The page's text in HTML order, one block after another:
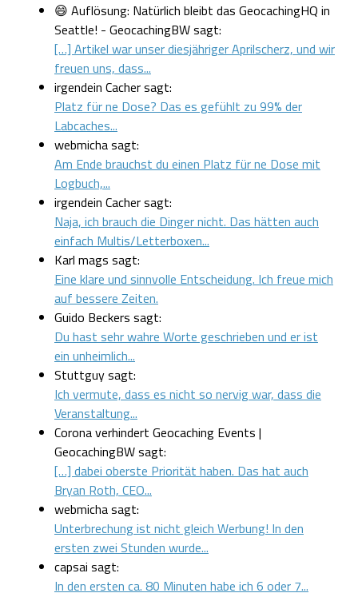
😄 Auflösung: Natürlich bleibt das GeocachingHQ in
Seattle! - GeocachingBW sagt:
[…] Artikel war unser diesjähriger Aprilscherz, und wir
freuen uns, dass...
irgendein Cacher sagt:
Platz für ne Dose? Das es gefühlt zu 99% der
Labcaches...
webmicha sagt:
Am Ende brauchst du einen Platz für ne Dose mit
Logbuch,...
irgendein Cacher sagt:
Naja, ich brauch die Dinger nicht. Das hätten auch
einfach Multis/Letterboxen...
Karl mags sagt:
Eine klare und sinnvolle Entscheidung. Ich freue mich
auf bessere Zeiten.
Guido Beckers sagt:
Du hast sehr wahre Worte geschrieben und er ist
ein unheimlich...
Stuttguy sagt:
Ich vermute, dass es nicht so nervig war, dass die
Veranstaltung...
Corona verhindert Geocaching Events |
GeocachingBW sagt:
[…] dabei oberste Priorität haben. Das hat auch
Bryan Roth, CEO...
webmicha sagt:
Unterbrechung ist nicht gleich Werbung! In den
ersten zwei Stunden wurde...
capsai sagt:
In den ersten ca. 80 Minuten habe ich 6 oder 7...